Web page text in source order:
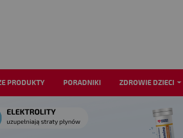
PRODUKTY PORADNIKI ZDROWIE DZIECI